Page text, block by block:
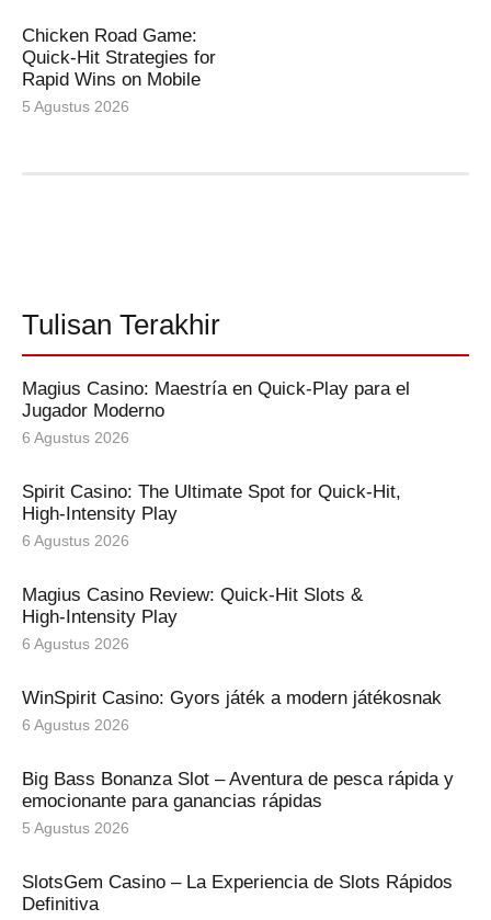
Chicken Road Game:
Quick‑Hit Strategies for
Rapid Wins on Mobile
5 Agustus 2026
Tulisan Terakhir
Magius Casino: Maestría en Quick‑Play para el
Jugador Moderno
6 Agustus 2026
Spirit Casino: The Ultimate Spot for Quick‑Hit,
High‑Intensity Play
6 Agustus 2026
Magius Casino Review: Quick‑Hit Slots &
High‑Intensity Play
6 Agustus 2026
WinSpirit Casino: Gyors játék a modern játékosnak
6 Agustus 2026
Big Bass Bonanza Slot – Aventura de pesca rápida y
emocionante para ganancias rápidas
5 Agustus 2026
SlotsGem Casino – La Experiencia de Slots Rápidos
Definitiva